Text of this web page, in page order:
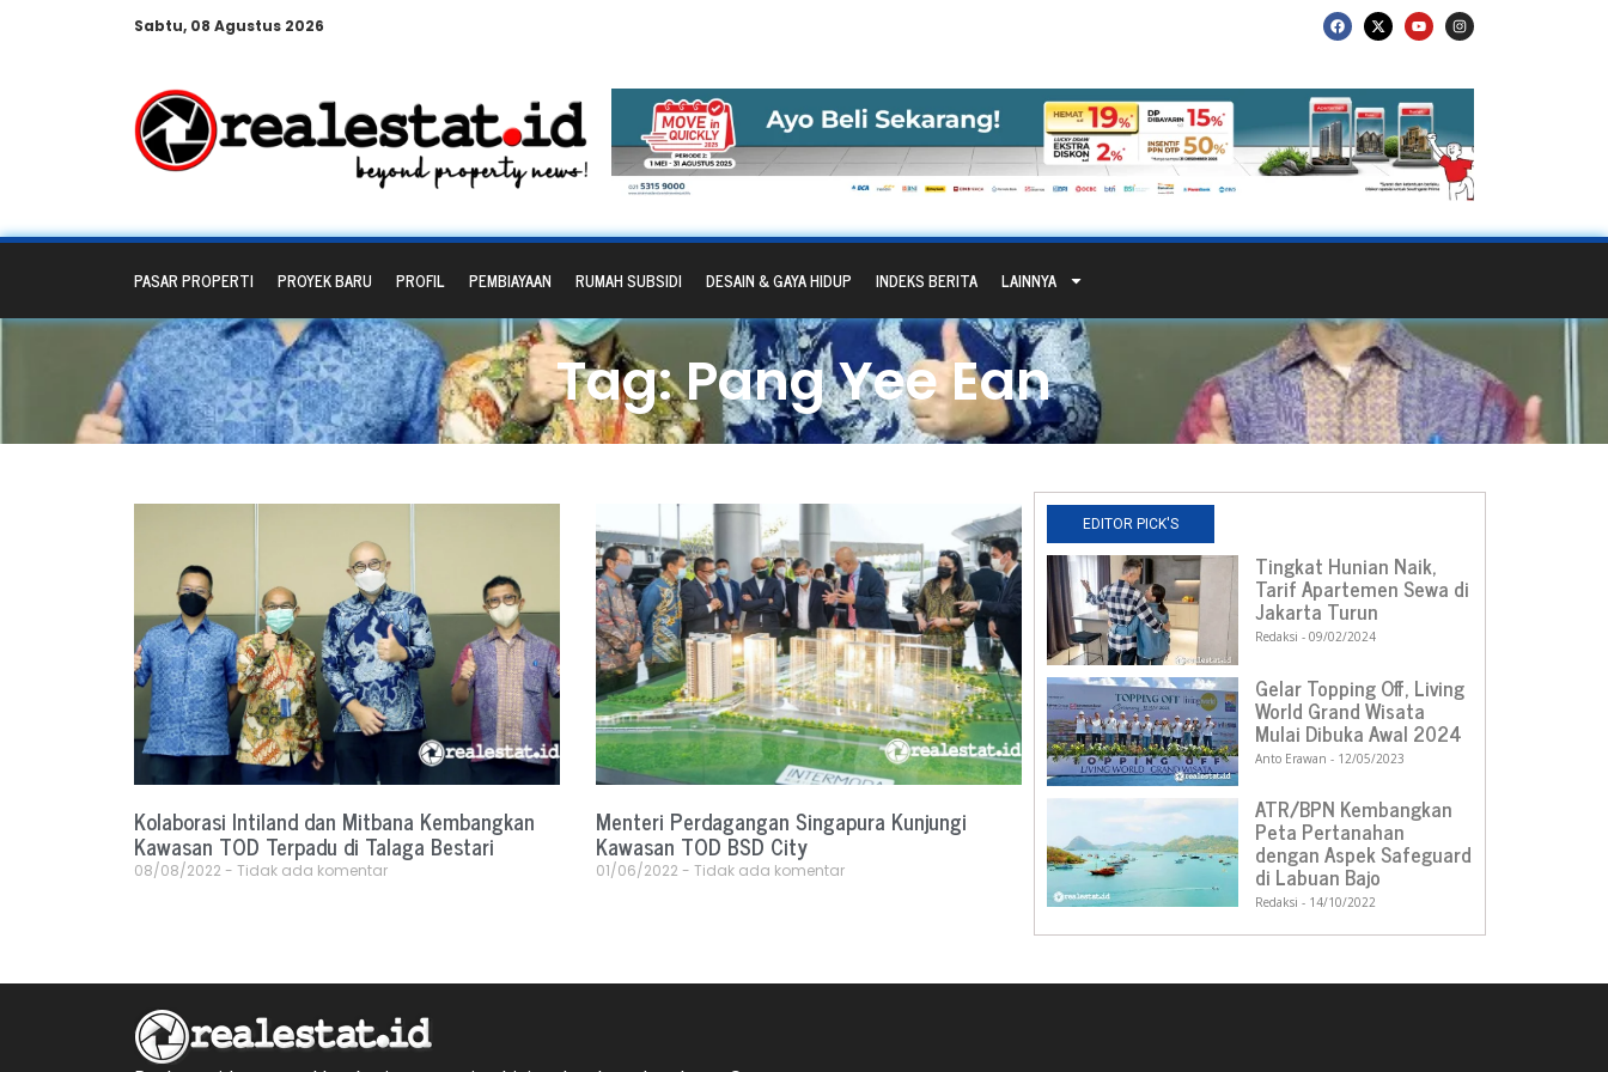
Sabtu, 08 Agustus 2026
PASAR PROPERTI PROYEK BARU PROFIL PEMBIAYAAN RUMAH SUBSIDI DESAIN & GAYA HIDUP INDEKS BERITA LAINNYA
Tag: Pang Yee Ean
Kolaborasi Intiland dan Mitbana Kembangkan
Kawasan TOD Terpadu di Talaga Bestari
08/08/2022 Tidak ada komentar
Menteri Perdagangan Singapura Kunjungi
Kawasan TOD BSD City
01/06/2022 Tidak ada komentar
EDITOR PICK'S
Tingkat Hunian Naik,
Tarif Apartemen Sewa di
Jakarta Turun
Redaksi 09/02/2024
Gelar Topping Off, Living
World Grand Wisata
Mulai Dibuka Awal 2024
Anto Erawan 12/05/2023
ATR/BPN Kembangkan
Peta Pertanahan
dengan Aspek Safeguard
di Labuan Bajo
Redaksi 14/10/2022